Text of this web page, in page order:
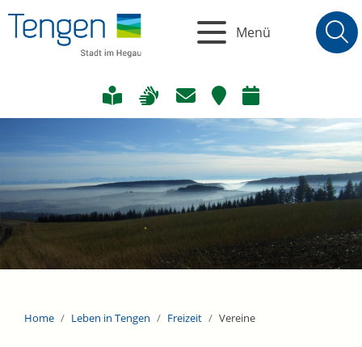
Menü
Home Leben in Tengen Freizeit Vereine